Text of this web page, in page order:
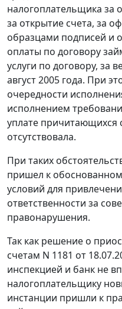
налогоплательщика за
за открытие счета, за
образцами подписей и
оплаты по договору
услуги по договору, за
август 2005 года. При
очередности
исполнением
уплате причитающихся
отсутствовала.
При таких
пришел к
условий для
ответственности за
правонарушения.
Так как решение о
счетам N 1181 от
инспекцией и банк не
налогоплательщику
инстанции пришли к